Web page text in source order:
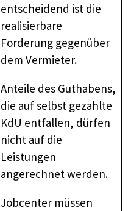
entscheidend ist die
realisierbare
Forderung gegenüber
dem Vermieter.
Anteile des Guthabens,
die auf selbst gezahlte
KdU entfallen, dürfen
nicht auf die
Leistungen
angerechnet werden.
Jobcenter müssen